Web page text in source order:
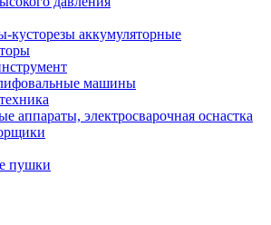
аккумуляторные
машины
аппараты, электросварочная оснастка
пушки